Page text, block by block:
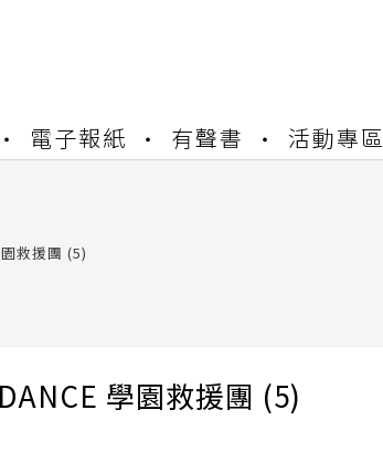
電子報紙 有聲書 活動專區
開通申請
產合併申請圖文教學
開通申請
救援團 (5)
學園救援團 (5)